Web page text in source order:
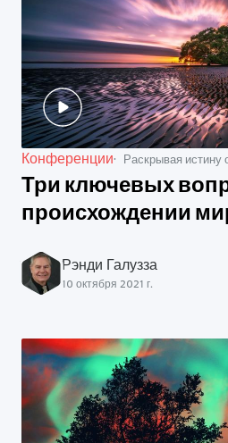
Конференции Раскрывая истину
Три ключевых
происхождении
Рэнди Галузза
10 октября 2021 г.